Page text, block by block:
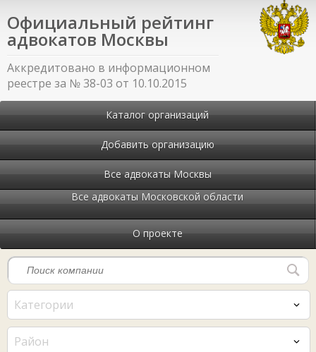
Официальный рейтинг
адвокатов Москвы
Аккредитовано в информационном
реестре за № 38-03 от 10.10.2015
Каталог организаций
Добавить организацию
Все адвокаты Москвы
Все адвокаты Московской области
О проекте
Категории
Район